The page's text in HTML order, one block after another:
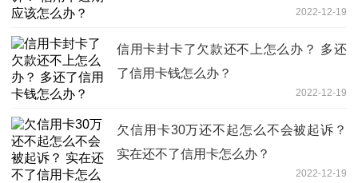
2022-12-19
信用卡封卡了欠款还不上怎么办？ 多还
了信用卡钱怎么办？
2022-12-19
欠信用卡30万还不起怎么不会被起诉？
实在还不了信用卡怎么办？
2022-12-19